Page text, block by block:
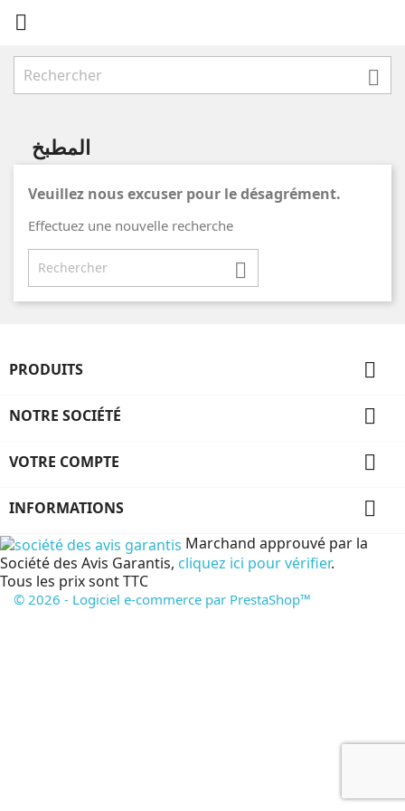


المطبخ
Veuillez nous excuser pour le désagrément.
Effectuez une nouvelle recherche

PRODUITS 
NOTRE SOCIÉTÉ 
VOTRE COMPTE 
INFORMATIONS 
Marchand approuvé par la
Société des Avis Garantis, cliquez ici pour vérifier.
Tous les prix sont TTC
© 2026 - Logiciel e-commerce par PrestaShop™